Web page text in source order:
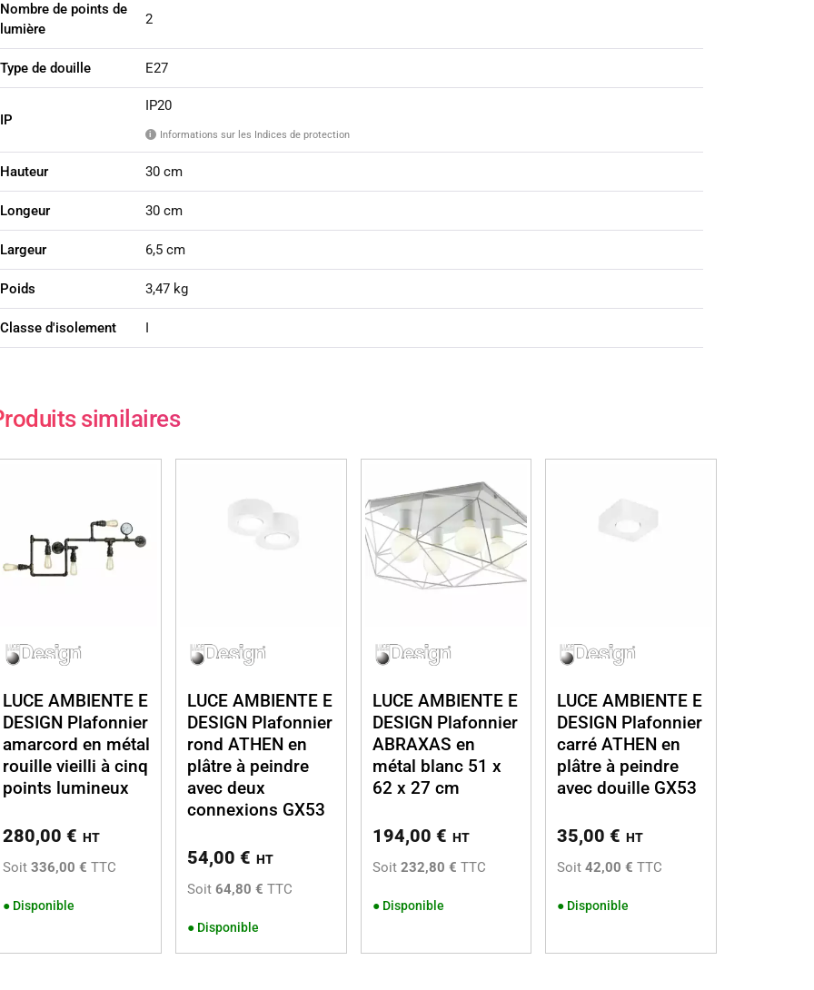
Nombre de points de
lumière
2
Type de douille E27
IP
IP20
i Informations sur les Indices de protection
Hauteur 30 cm
Longeur 30 cm
Largeur 6,5 cm
Poids 3,47 kg
Classe d'isolement I
similaires
LUCE AMBIENTE E
DESIGN Plafonnier
amarcord en métal
rouille vieilli à cinq
points lumineux
280,00 € HT
Soit 336,00 € TTC
● Disponible
LUCE AMBIENTE E
DESIGN Plafonnier
rond ATHEN en
plâtre à peindre
avec deux
connexions GX53
54,00€ HT
Soit64,80 € TTC
● Disponible
LUCE AMBIENTE E
DESIGN Plafonnier
ABRAXAS en
métal blanc 51 x
62 x 27 cm
194,00 € HT
Soit 232,80 € TTC
● Disponible
LUCE AMBIENTE E
DESIGN Plafonnier
carré ATHEN en
plâtre à peindre
avec douille GX53
35,00€ HT
Soit42,00 € TTC
● Disponible